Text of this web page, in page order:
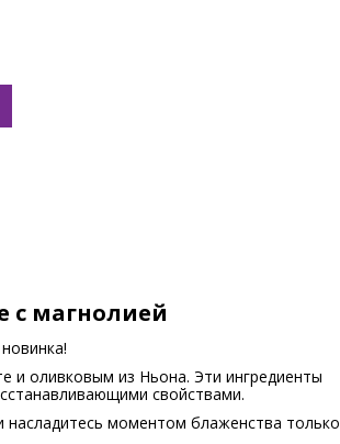
с магнолией
и оливковым из Ньона. Эти ингредиенты
свойствами.
насладитесь моментом блаженства только